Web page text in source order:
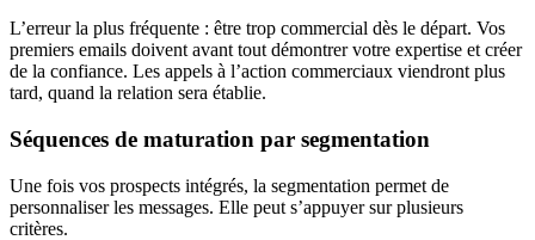
L’erreur la plus fréquente : être trop commercial dès le départ. Vos
premiers emails doivent avant tout démontrer votre expertise et créer
de la confiance. Les appels à l’action commerciaux viendront plus
tard, quand la relation sera établie.
Séquences de maturation par segmentation
Une fois vos prospects intégrés, la segmentation permet de
personnaliser les messages. Elle peut s’appuyer sur plusieurs
critères.